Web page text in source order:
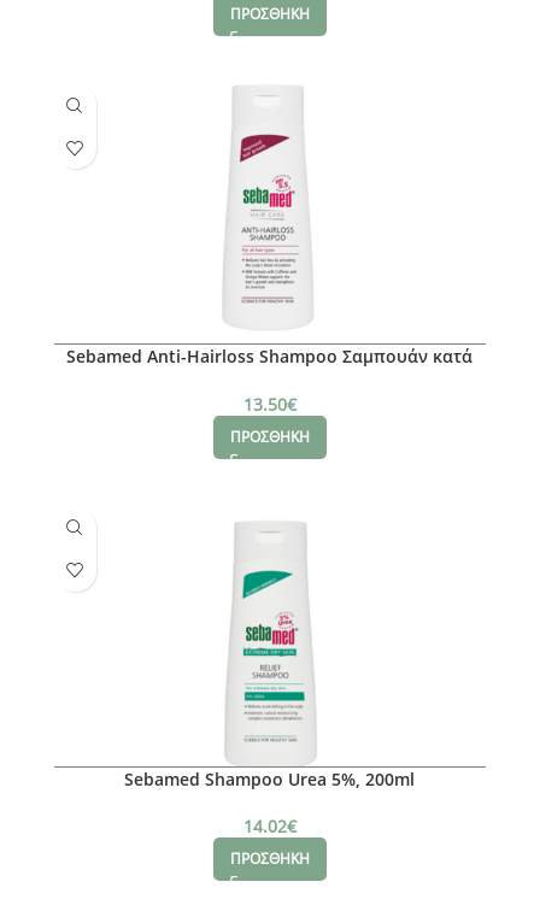
ΠΡΟΣΘΗΚΗ
Sebamed Anti-Hairloss Shampoo Σαμπουάν κατά
13.50€
ΠΡΟΣΘΗΚΗ
Sebamed Shampoo Urea 5%, 200ml
14.02€
ΠΡΟΣΘΗΚΗ